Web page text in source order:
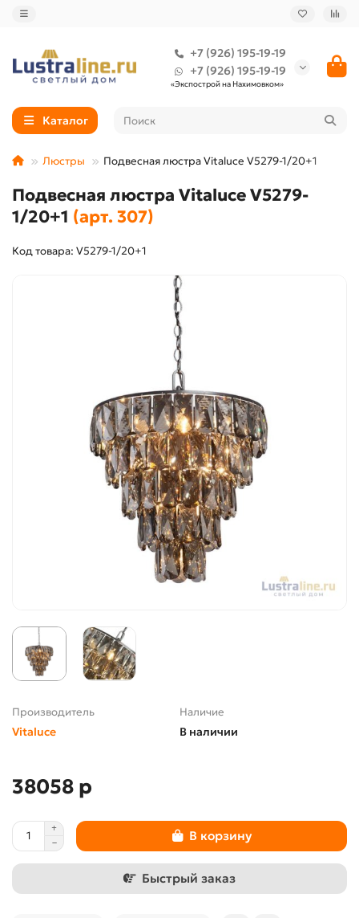
+7 (926) 195-19-19
+7 (926) 195-19-19
«Экспострой на Нахимовком»
Каталог
Люстры Подвесная люстра Vitaluce V5279-1/20+1
Подвесная люстра Vitaluce V5279-
1/20+1 (арт. 307)
Код товара: V5279-1/20+1
Производитель
Vitaluce
Наличие
В наличии
38058 р
В корзину
Быстрый заказ